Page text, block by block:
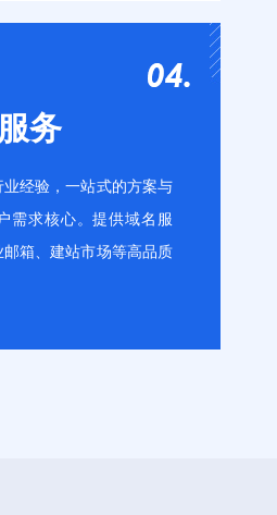
漏洞扫描
务
经验，一站式的方案与
需求核心。提供域名服
箱、建站市场等高品质